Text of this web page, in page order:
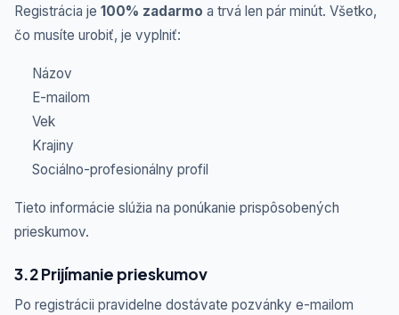
Registrácia je 100% zadarmo a trvá len pár minút. Všetko,
čo musíte urobiť, je vyplniť:
Názov
E-mailom
Vek
Krajiny
Sociálno-profesionálny profil
Tieto informácie slúžia na ponúkanie prispôsobených
prieskumov.
3.2 Prijímanie prieskumov
Po registrácii pravidelne dostávate pozvánky e-mailom